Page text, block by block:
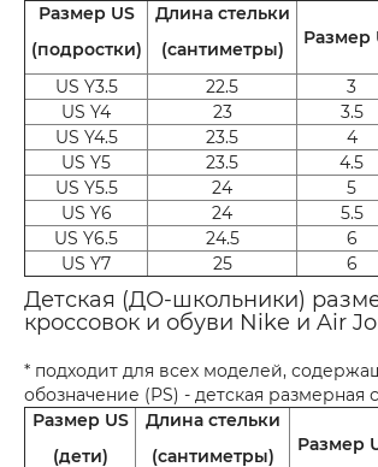
Размер US
(подростки)
Длина стельки
(сантиметры)
Размер
US Y3.5 22.5 3
US Y4
23 3.5
US Y4.5
23.5 4
US Y5
23.5 4.5
US Y5.5
24 5
US Y6
24 5.5
US Y6.5
24.5 6
US Y7
25 6
Детская (ДО-школьники)
кроссовок и обуви Nike и Air
* подходит для всех моделей,
обозначение (PS) - детская размерная
Размер US
(дети)
Длина стельки
(сантиметры)
Размер